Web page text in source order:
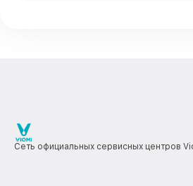
Сеть официальных сервисных центров